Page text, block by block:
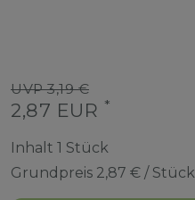
UVP 3,19 €
2,87 EUR *
Inhalt 1 Stück
Grundpreis 2,87 € / Stück